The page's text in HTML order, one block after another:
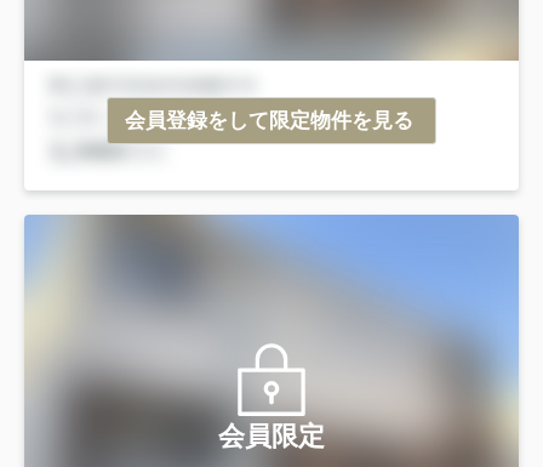
会員登録をして限定物件を見る
会員限定